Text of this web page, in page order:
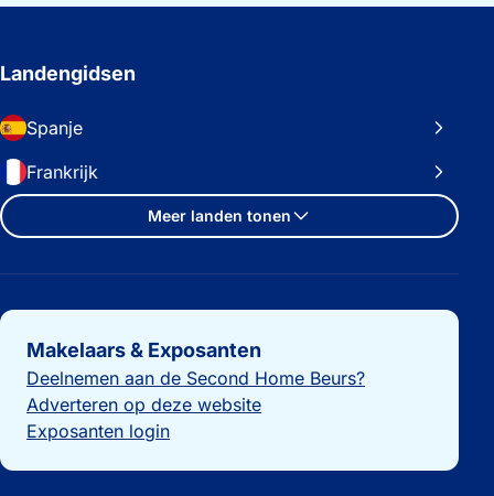
Landengidsen
Spanje
Frankrijk
Meer landen tonen
Belangrijke links
Makelaars & Exposanten
Deelnemen aan de Second Home Beurs?
Adverteren op deze website
Exposanten login